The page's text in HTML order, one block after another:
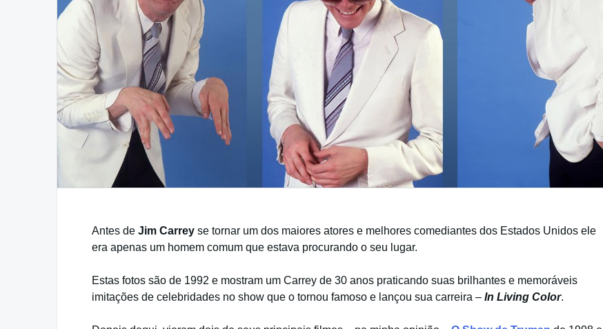
Antes de Jim Carrey se tornar um dos maiores atores e melhores comediantes dos Estados Unidos ele
era apenas um homem comum que estava procurando o seu lugar.
Estas fotos são de 1992 e mostram um Carrey de 30 anos praticando suas brilhantes e memoráveis
imitações de celebridades no show que o tornou famoso e lançou sua carreira – In Living Color.